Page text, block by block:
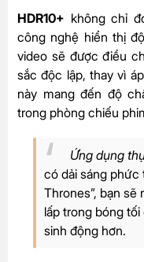
HDR10+ không chỉ
công nghệ hiển thị
video sẽ được điều
sắc độc lập, thay vì
này mang đến độ
trong phòng chiếu
Ứng dụng
có dải sáng phức
Thrones”, bạn
lấp trong bóng
sinh động hơn.